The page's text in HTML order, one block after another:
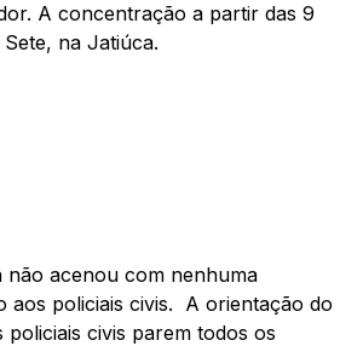
A concentração a partir das 9
na Jatiúca.
não acenou com nenhuma
aos policiais civis. A orientação do
policiais civis parem todos os